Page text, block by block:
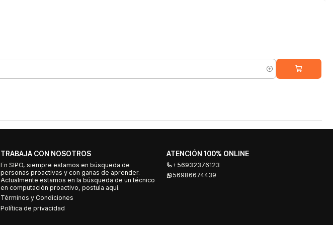
TRABAJA CON NOSOTROS
En SIPO, siempre estamos en búsqueda de
personas proactivas y con ganas de aprender.
Actualmente estamos en la búsqueda de un técnico
en computación proactivo, postula aquí.
Términos y Condiciones
Política de privacidad
ATENCIÓN 100% ONLINE
+56932376123
56986674439